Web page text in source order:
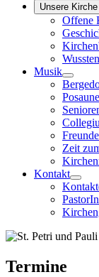
Unsere Kirche
Offene
Musik
Zeit
Kontakt
Termine